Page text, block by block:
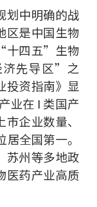
中明确的战
区是中国生物
十四五”生物
先导区”之
投资指南》显
业在 I 类国产
企业数量、
全国第一。
苏州等多地政
医药产业高质